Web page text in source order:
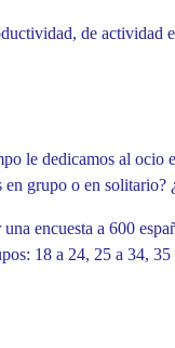
de actividad
le dedicamos al ocio
grupo o en solitario?
encuesta a 600
18 a 24, 25 a 34,